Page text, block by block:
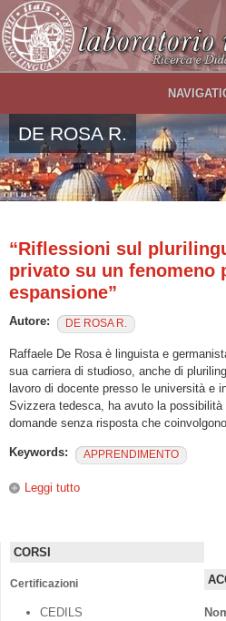
Salta al contenuto principale
DE ROSA R.
“Riflessioni sul
privato su un fenomeno
espansione”
Autore: DE ROSA R.
Raffaele De Rosa è linguista e
sua carriera di studioso, anche di
lavoro di docente presso le università e
Svizzera tedesca, ha avuto la
domande senza risposta che
Keywords: APPRENDIMENTO
Leggi tutto
CORSI
Certificazioni
CEDILS